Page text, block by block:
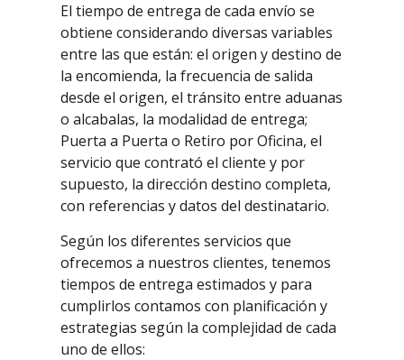
El tiempo de entrega de cada envío se
obtiene considerando diversas variables
entre las que están: el origen y destino de
la encomienda, la frecuencia de salida
desde el origen, el tránsito entre aduanas
o alcabalas, la modalidad de entrega;
Puerta a Puerta o Retiro por Oficina, el
servicio que contrató el cliente y por
supuesto, la dirección destino completa,
con referencias y datos del destinatario.
Según los diferentes servicios que
ofrecemos a nuestros clientes, tenemos
tiempos de entrega estimados y para
cumplirlos contamos con planificación y
estrategias según la complejidad de cada
uno de ellos: